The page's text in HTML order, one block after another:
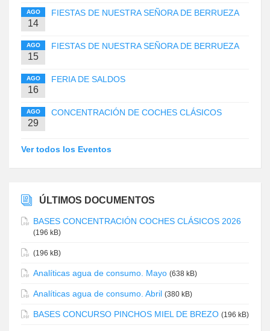
AGO
14
FIESTAS DE NUESTRA SEÑORA DE BERRUEZA
AGO
15
FIESTAS DE NUESTRA SEÑORA DE BERRUEZA
AGO
16
FERIA DE SALDOS
AGO
29
CONCENTRACIÓN DE COCHES CLÁSICOS
Ver todos los Eventos
ÚLTIMOS DOCUMENTOS
BASES CONCENTRACIÓN COCHES CLÁSICOS 2026
(196 kB)
(196 kB)
Analíticas agua de consumo. Mayo (638 kB)
Analíticas agua de consumo. Abril (380 kB)
BASES CONCURSO PINCHOS MIEL DE BREZO (196 kB)